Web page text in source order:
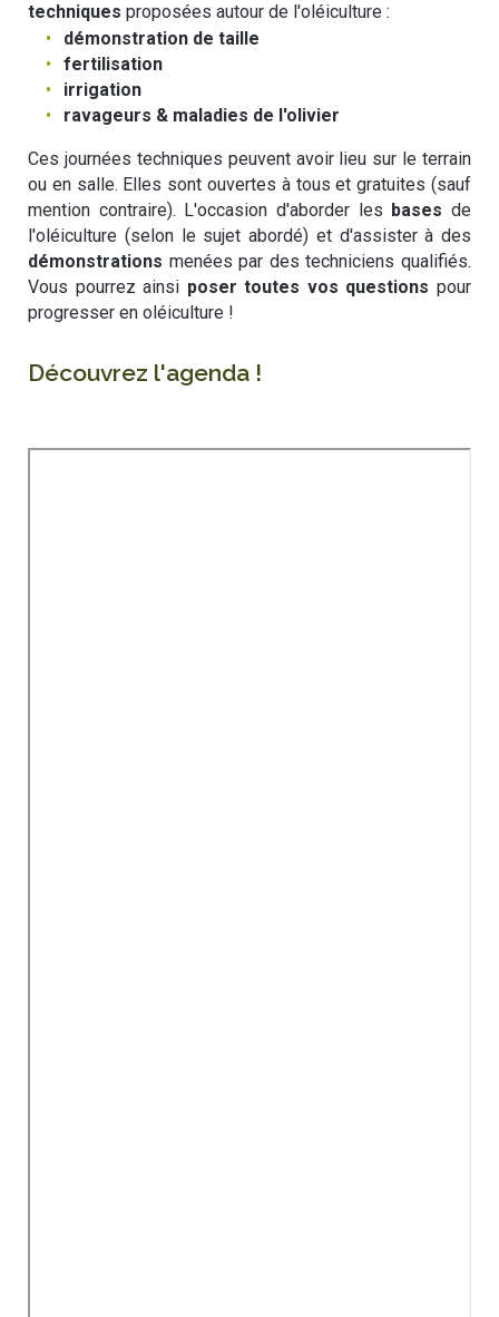
techniques proposées autour de l'oléiculture :
démonstration de taille
fertilisation
irrigation
ravageurs & maladies de l'olivier
Ces journées techniques peuvent avoir lieu sur le terrain
ou en salle. Elles sont ouvertes à tous et gratuites (sauf
mention contraire). L'occasion d'aborder les bases de
l'oléiculture (selon le sujet abordé) et d'assister à des
démonstrations menées par des techniciens qualifiés.
Vous pourrez ainsi poser toutes vos questions pour
progresser en oléiculture !
Découvrez l'agenda !